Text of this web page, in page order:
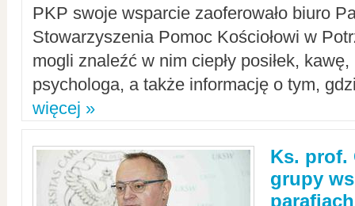
PKP swoje wsparcie zaoferowało biuro
Stowarzyszenia Pomoc Kościołowi w
mogli znaleźć w nim ciepły posiłek,
psychologa, a także informację o tym,
więcej »
Ks. prof.
grupy
parafiach